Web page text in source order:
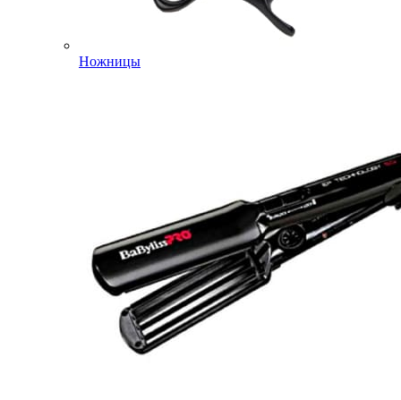
Ножницы